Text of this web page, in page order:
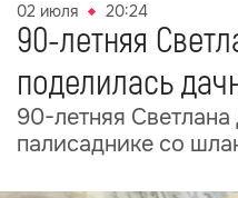
02 июля 20:24
90-летняя
поделилась
90-летняя
палисаднике со